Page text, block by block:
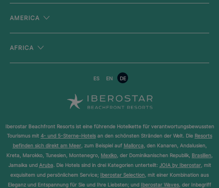
AMERICA
AFRICA
ES EN DE
Iberostar Beachfront Resorts ist eine führende Hotelkette für verantwortungsbewussten
Tourismus mit 4- und 5-Sterne-Hotels an den schönsten Stränden der Welt. Die Resorts
befinden sich direkt am Meer, zum Beispiel auf Mallorca, den Kanaren, Andalusien,
Kreta, Marokko, Tunesien, Montenegro, Mexiko, der Dominikanischen Republik, Brasilien,
Jamaika und Aruba. Die Hotels sind in drei Kategorien unterteilt: JOIA by Iberostar, mit
exquisitem und persönlichem Service; Iberostar Selection, mit einer Kombination aus
Eleganz und Entspannung für Sie und Ihre Liebsten; und Iberostar Waves, der Inbegriff